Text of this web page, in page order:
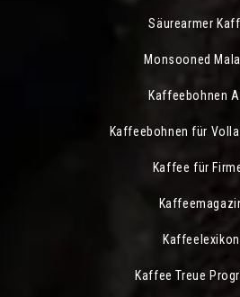
Säurearmer
Monsooned
Kaffeebohnen
Kaffeebohnen für
Kaffee für
Kaffeelexikon
Kaffee Treue